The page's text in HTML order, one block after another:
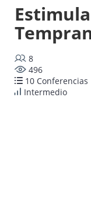
8
496
10 Conferencias
Intermedio